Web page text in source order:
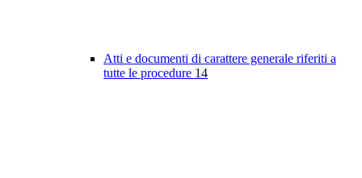
Atti e documenti di carattere generale riferiti a
tutte le procedure 14